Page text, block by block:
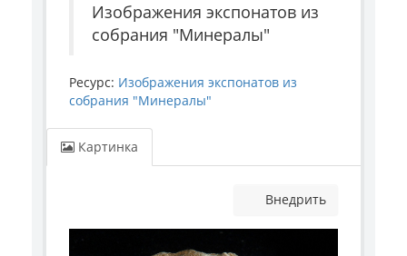
Изображения экспонатов из
собрания "Минералы"
Ресурс: Изображения экспонатов из
собрания "Минералы"
Картинка
Внедрить